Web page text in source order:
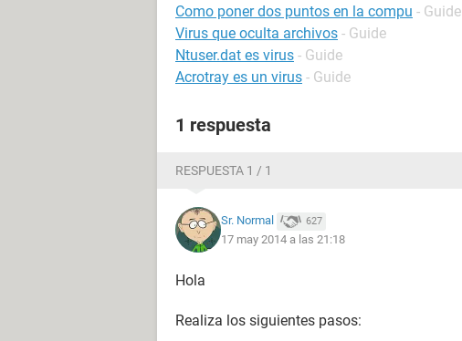
Como poner dos puntos en la compu - Guide
Virus que oculta archivos - Guide
Ntuser.dat es virus - Guide
Acrotray es un virus - Guide
1 respuesta
RESPUESTA 1 / 1
Sr. Normal 627
17 may 2014 a las 21:18
Hola
Realiza los siguientes pasos: